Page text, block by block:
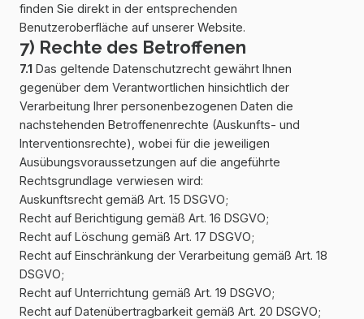
finden Sie direkt in der entsprechenden
Benutzeroberfläche auf unserer Website.
7) Rechte des Betroffenen
7.1 Das geltende Datenschutzrecht gewährt Ihnen
gegenüber dem Verantwortlichen hinsichtlich der
Verarbeitung Ihrer personenbezogenen Daten die
nachstehenden Betroffenenrechte (Auskunfts- und
Interventionsrechte), wobei für die jeweiligen
Ausübungsvoraussetzungen auf die angeführte
Rechtsgrundlage verwiesen wird:
Auskunftsrecht gemäß Art. 15 DSGVO;
Recht auf Berichtigung gemäß Art. 16 DSGVO;
Recht auf Löschung gemäß Art. 17 DSGVO;
Recht auf Einschränkung der Verarbeitung gemäß Art. 18
DSGVO;
Recht auf Unterrichtung gemäß Art. 19 DSGVO;
Recht auf Datenübertragbarkeit gemäß Art. 20 DSGVO;